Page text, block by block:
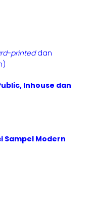
printeddan
Inhouse dan
Sampel Modern